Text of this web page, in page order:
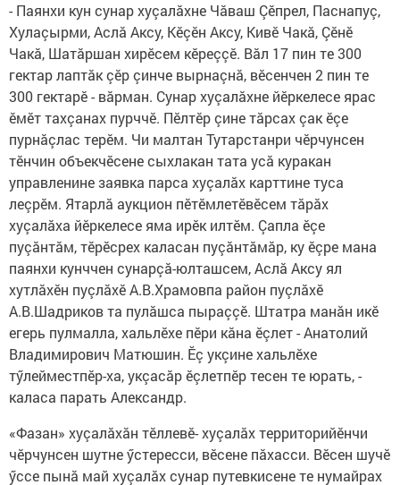
- Паянхи кун сунар хуçалăхне Чăваш Çӗпрел, Паснапуç,
Хулаçырми, Аслă Аксу, Кӗçӗн Аксу, Кивӗ Чакă, Çӗнӗ
Чакă, Шатăршан хирӗсем кӗреççӗ. Вăл 17 пин те 300
гектар лаптăк çӗр çинче вырнаçнă, вӗсенчен 2 пин те
300 гектарӗ - вăрман. Сунар хуçалăхне йӗркелесе ярас
ӗмӗт тахçанах пурччӗ. Пӗлтӗр çине тăрсах çак ӗçе
пурнăçлас терӗм. Чи малтан Тутарстанри чӗрчунсен
тӗнчин объекчӗсене сыхлакан тата усă куракан
управленине заявка парса хуçалăх карттине туса
леçрӗм. Ятарлă аукцион пӗтӗмлетӗвӗсем тăрăх
хуçалăха йӗркелесе яма ирӗк илтӗм. Çапла ӗçе
пуçăнтăм, тӗрӗсрех каласан пуçăнтăмăр, ку ӗçре мана
паянхи кунччен сунарçă-юлташсем, Аслă Аксу ял
хутлăхӗн пуçлăхӗ А.В.Храмовпа район пуçлăхӗ
А.В.Шадриков та пулăшса пыраççӗ. Штатра манăн икӗ
егерь пулмалла, хальлӗхе пӗри кăна ӗçлет - Анатолий
Владимирович Матюшин. Ӗç укçине халь­лӗхе
тӳлейместпӗр-ха, укçасăр ӗçлетпӗр тесен те юрать, -
каласа парать Александр.
«Фазан» хуçалăхăн тӗллевӗ- хуçалăх территорийӗнчи
чӗрчунсен шутне ӳстересси, вӗсене пăхасси. Вӗсен шучӗ
ӳссе пынă май хуçалăх сунар путевкисене те нумайрах